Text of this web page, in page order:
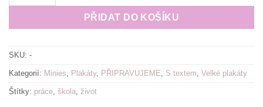
PŘIDAT DO KOŠÍKU
SKU: -
Kategorií: Minies Plakáty, PŘIPRAVUJEME S textem Velké plakáty
Štítky: práce škola život